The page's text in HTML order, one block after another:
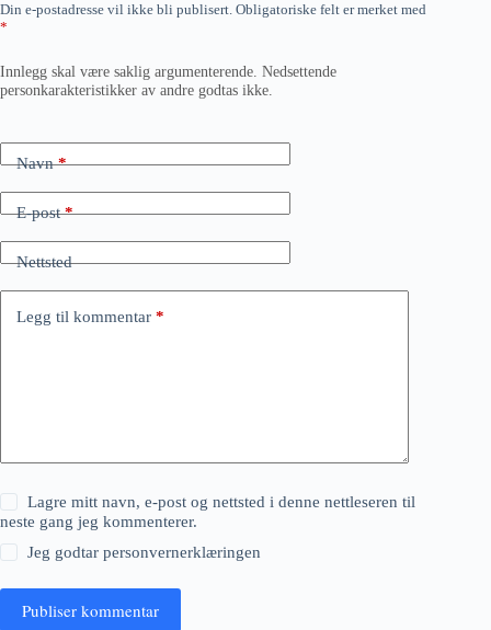
Din e-postadresse vil ikke bli publisert. Obligatoriske felt er merket med
*
Innlegg skal være saklig argumenterende. Nedsettende
personkarakteristikker av andre godtas ikke.
Navn*
E-post*
Nettsted
Legg til kommentar *
Lagre mitt navn, e-post og nettsted i denne nettleseren til
neste gang jeg kommenterer.
Jeg godtarpersonvernerklæringen
Publiser kommentar